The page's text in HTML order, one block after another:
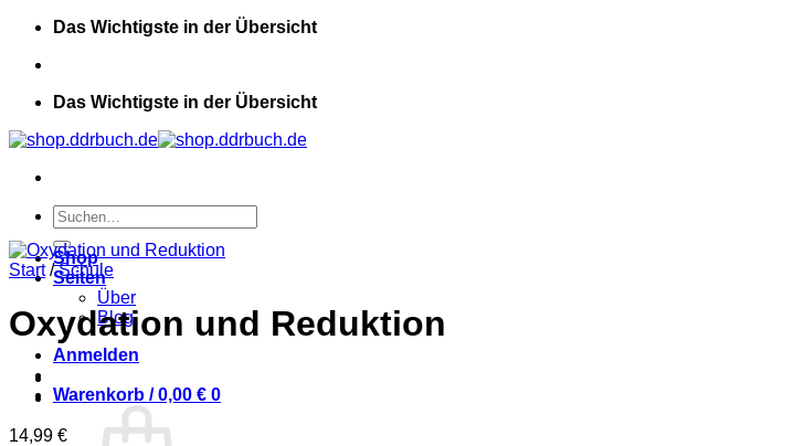
Zum
springen
Das Wichtigste in der Übersicht
Das Wichtigste in der Übersicht
Suchen
nach:
Shop
Seiten
Über
Blog
Anmelden
Warenkorb /0,00 € 0
Start / Schule
Oxydation und Reduktion
14,99 €